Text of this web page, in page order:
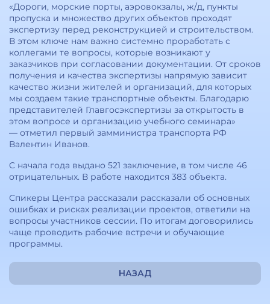
«Дороги, морские порты, аэровокзалы, ж/д, пункты
пропуска и множество других объектов проходят
экспертизу перед реконструкцией и строительством.
В этом ключе нам важно системно проработать с
коллегами те вопросы, которые возникают у
заказчиков при согласовании документации. От сроков
получения и качества экспертизы напрямую зависит
качество жизни жителей и организаций, для которых
мы создаем такие транспортные объекты. Благодарю
представителей Главгосэкспертизы за открытость в
этом вопросе и организацию учебного семинара»
— отметил первый замминистра транспорта РФ
Валентин Иванов.
C начала года выдано 521 заключение, в том числе 46
отрицательных. В работе находится 383 объекта.
Спикеры Центра рассказали рассказали об основных
ошибках и рисках реализации проектов, ответили на
вопросы участников сессии. По итогам договорились
чаще проводить рабочие встречи и обучающие
программы.
НАЗАД